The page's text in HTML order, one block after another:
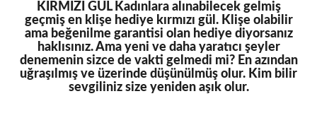
KIRMIZI GÜL Kadınlara alınabilecek gelmiş
geçmiş en klişe hediye kırmızı gül. Klişe olabilir
ama beğenilme garantisi olan hediye diyorsanız
haklısınız. Ama yeni ve daha yaratıcı şeyler
denemenin sizce de vakti gelmedi mi? En azından
uğraşılmış ve üzerinde düşünülmüş olur. Kim bilir
sevgiliniz size yeniden aşık olur.